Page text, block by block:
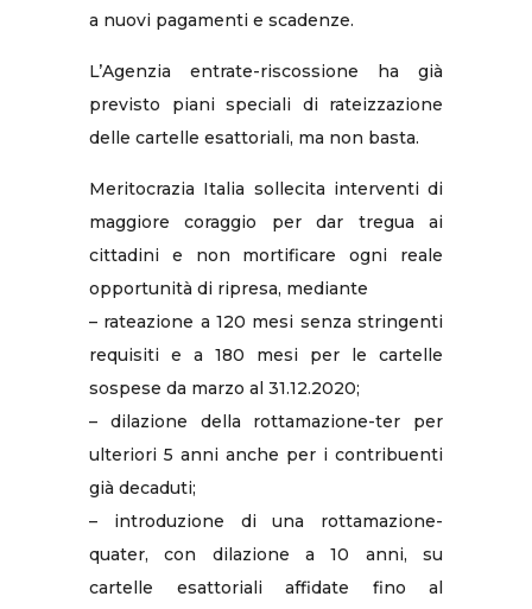
a nuovi pagamenti e scadenze.
L’Agenzia entrate-riscossione ha già
previsto piani speciali di rateizzazione
delle cartelle esattoriali, ma non basta.
Meritocrazia Italia sollecita interventi di
maggiore coraggio per dar tregua ai
cittadini e non mortificare ogni reale
opportunità di ripresa, mediante
– rateazione a 120 mesi senza stringenti
requisiti e a 180 mesi per le cartelle
sospese da marzo al 31.12.2020;
– dilazione della rottamazione-ter per
ulteriori 5 anni anche per i contribuenti
già decaduti;
– introduzione di una rottamazione-
quater, con dilazione a 10 anni, su
cartelle esattoriali affidate fino al